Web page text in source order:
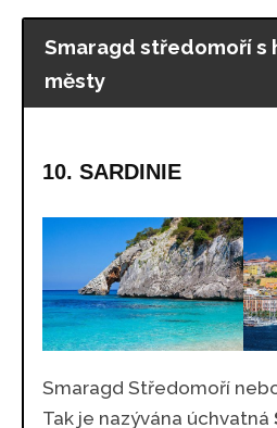
Smaragd středomoří s
městy
10. SARDINIE
Smaragd Středomoří
Tak je nazývána úchvatná